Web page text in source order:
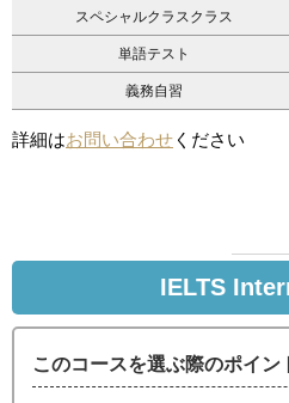
スペシャルクラスクラス
単語テスト
義務自習
詳細はお問い合わせ ください
IELTS
このコースを選ぶ際のポイン